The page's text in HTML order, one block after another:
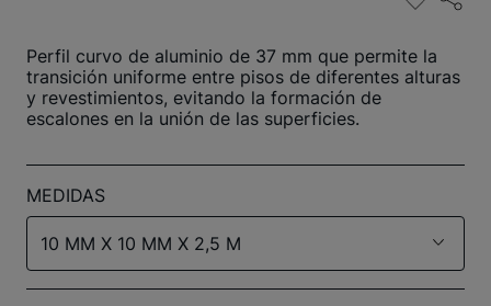
Perfil curvo de aluminio de 37 mm que permite la
transición uniforme entre pisos de diferentes alturas
y revestimientos, evitando la formación de
escalones en la unión de las superficies.
MEDIDAS
10 MM X 10 MM X 2,5 M